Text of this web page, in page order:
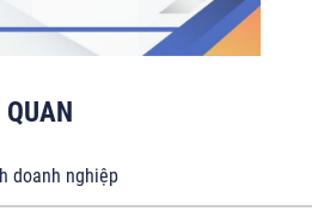
doanh nghiệp